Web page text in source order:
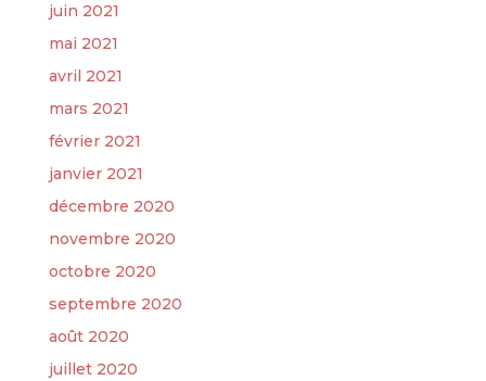
juin 2021
mai 2021
avril 2021
mars 2021
février 2021
janvier 2021
décembre 2020
novembre 2020
octobre 2020
septembre 2020
août 2020
juillet 2020